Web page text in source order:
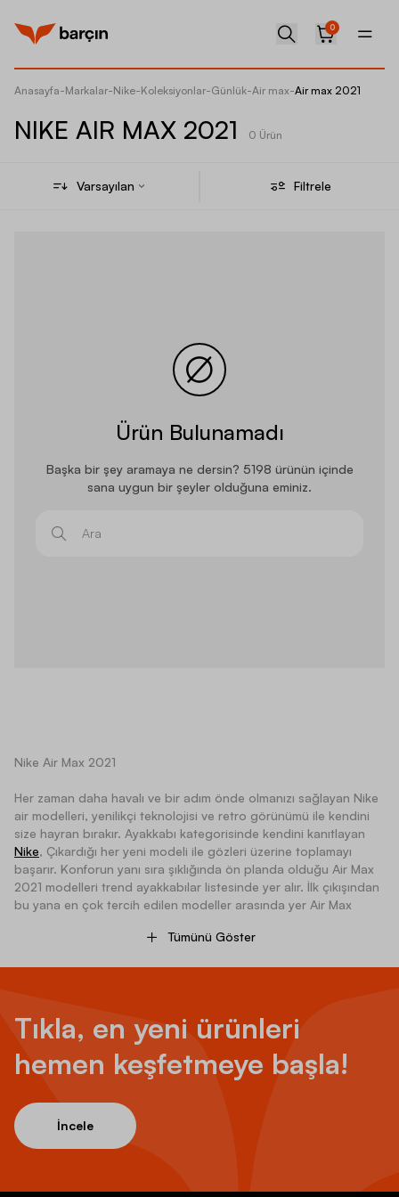
0
Anasayfa-Markalar-Nike-Koleksiyonlar-Günlük-Air max-Air max 2021
NIKE AIR MAX 2021 0 Ürün
Varsayılan Filtrele
Ürün Bulunamadı
Başka bir şey aramaya ne dersin? 5198 ürünün içinde
sana uygun bir şeyler olduğuna eminiz.
Ara
Nike Air Max 2021
Her zaman daha havalı ve bir adım önde olmanızı sağlayan Nike
air modelleri, yenilikçi teknolojisi ve retro görünümü ile kendini
size hayran bırakır. Ayakkabı kategorisinde kendini kanıtlayan
Nike, Çıkardığı her yeni modeli ile gözleri üzerine toplamayı
başarır. Konforun yanı sıra şıklığında ön planda olduğu Air Max
2021 modelleri trend ayakkabılar listesinde yer alır. İlk çıkışından
bu yana en çok tercih edilen modeller arasında yer Air Max
ile Air Max 2021 modelleri aynı zamanda çevre dostu ayakkabılar
arasındadır.
NikeAir modellerinin çoğu yol koşusu, pist ve koşu
bandı için oldukça uygundur. Her zevke hitap eden modeller
antrenmanlar için de güvenle tercih edilebilir. Kullanım açısından
konfor sağlayan özelliklere sahip
Nike Air Max
modelleri ile her
anı yakalayabilirsiniz
Air Max 2021 Modelleri Nelerdir?
Özellikle spor tutkunları tarafından oldukça beğenilen Air Max
Tümünü Göster
Tıkla, en yeni ürünleri
hemen keşfetmeye başla!
İncele